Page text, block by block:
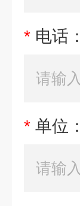
* 电话：
* 单位：